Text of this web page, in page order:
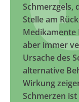
Schmerzgels,
Stelle am
Medikamente
aber immer
Ursache des
alternative
Wirkung
Schmerzen